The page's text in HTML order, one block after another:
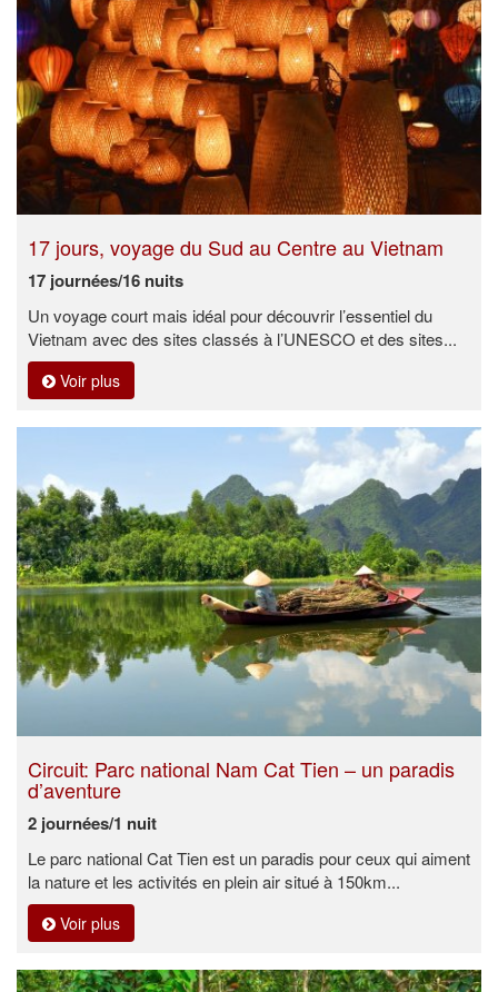
17 jours, voyage du Sud au Centre au Vietnam
17 journées/16 nuits
Un voyage court mais idéal pour découvrir l’essentiel du
Vietnam avec des sites classés à l’UNESCO et des sites...
Voir plus
Circuit: Parc national Nam Cat Tien – un paradis
d’aventure
2 journées/1 nuit
Le parc national Cat Tien est un paradis pour ceux qui aiment
la nature et les activités en plein air situé à 150km...
Voir plus